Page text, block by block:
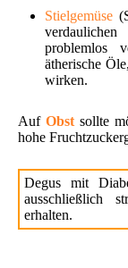
Stielgemüse
problemlos
ätherische
wirken.
Auf Obst sollte
hohe
Degus mit
ausschließlich
erhalten.